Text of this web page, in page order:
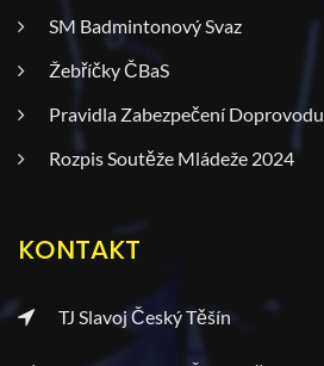
SM Badmintonový Svaz
Žebříčky ČBaS
Pravidla Zabezpečení Doprovodu
Rozpis Soutěže Mládeže 2024
KONTAKT
TJ Slavoj Český Těšín